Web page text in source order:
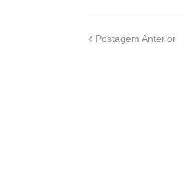
Postagem Anterior